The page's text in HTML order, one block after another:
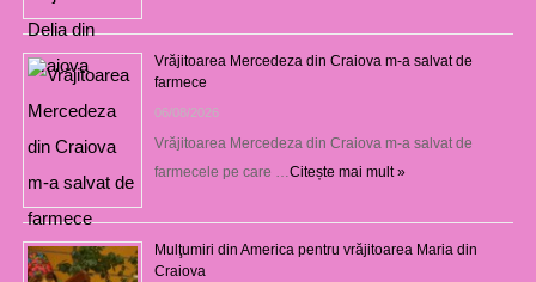
Vrăjitoarea Mercedeza din Craiova m-a salvat de
farmece
06/08/2026
Vrăjitoarea Mercedeza din Craiova m-a salvat de
farmecele pe care …Citește mai mult »
Mulţumiri din America pentru vrăjitoarea Maria din
Craiova